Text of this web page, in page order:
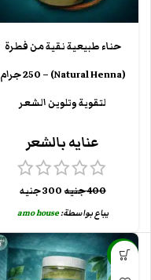
حناء طبيعية نقية من فطرة
(Natural Henna) – 250 جرام
لتقوية وتلوين الشعر
عنايه بالشعر
400جنيه300جنيه
يباع بواسطة:amo house
-25%